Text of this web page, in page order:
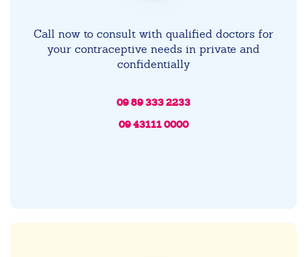
Call now to consult with qualified doctors for
your contraceptive needs in private and
confidentially
09 89 333 2233
09 43111 0000